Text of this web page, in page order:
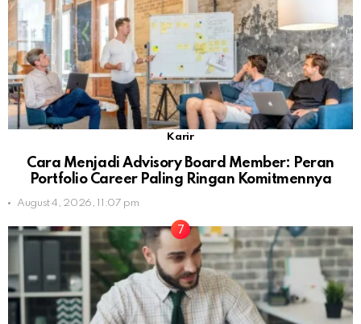
Karir
Cara Menjadi Advisory Board Member: Peran
Portfolio Career Paling Ringan Komitmennya
August 4, 2026, 11:07 pm